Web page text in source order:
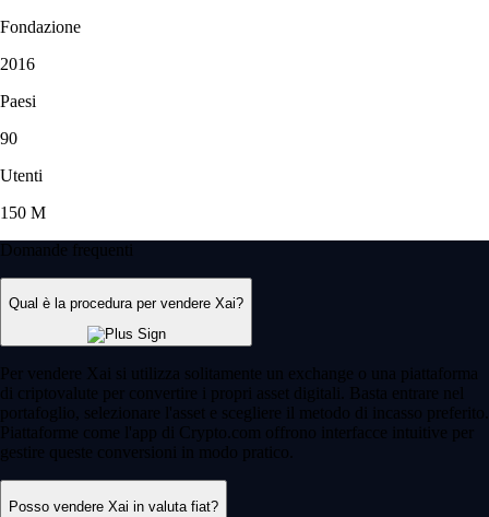
Fondazione
2016
Paesi
90
Utenti
150 M
Domande frequenti
Qual è la procedura per vendere Xai?
Per vendere Xai si utilizza solitamente un exchange o una piattaforma
di criptovalute per convertire i propri asset digitali. Basta entrare nel
portafoglio, selezionare l'asset e scegliere il metodo di incasso preferito.
Piattaforme come l'app di Crypto.com offrono interfacce intuitive per
gestire queste conversioni in modo pratico.
Posso vendere Xai in valuta fiat?